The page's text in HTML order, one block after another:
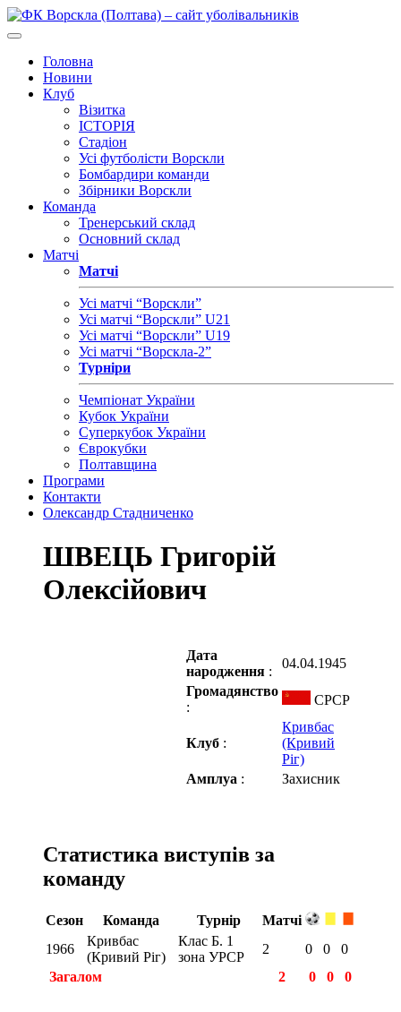
Головна
Новини
Клуб
Візитка
ІСТОРІЯ
Стадіон
Усі футболісти Ворскли
Бомбардири команди
Збірники Ворскли
Команда
Тренерський склад
Основний склад
Матчі
Матчі
Усі матчі “Ворскли”
Усі матчі “Ворскли” U21
Усі матчі “Ворскли” U19
Усі матчі “Ворскла-2”
Турніри
Чемпіонат України
Кубок України
Суперкубок України
Єврокубки
Полтавщина
Програми
Контакти
Олександр Стадниченко
ШВЕЦЬ Григорій
Олексійович
Дата
народження :
04.04.1945
Громадянство
:
СРСР
Клуб :
Кривбас
(Кривий
Ріг)
Амплуа : Захисник
Статистика виступів за
команду
Сезон Команда Турнір
Матчі
1966
Кривбас
(Кривий Ріг)
Клас Б. 1
зона УРСР
2 0 0
0
Загалом
2 0 0 0